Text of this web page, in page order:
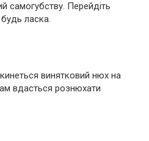
самогубству. Перейдіть
ласка.
винятковий нюх на
вдасться рознюхати